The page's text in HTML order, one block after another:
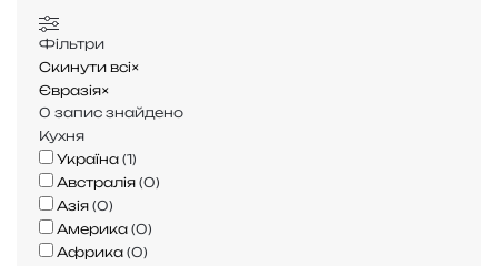
Фільтри
Скинути всі×
Євразія×
0 запис знайдено
Кухня
Україна (1)
Австралія (0)
Азія (0)
Америка (0)
Африка (0)